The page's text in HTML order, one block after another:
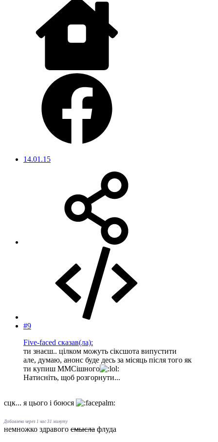
14.01.15
#9
Five-faced сказав(ла):
ти знаєш.. цілком можуть сіксшота випустити
але, думаю, анонс буде десь за місяць після того як
ти купиш ММСішного
Натисніть, щоб розгорнути...
сцк... я цього і боюся
Добавлено через 1 час 31 минуту
немножко здравого смысла флуда